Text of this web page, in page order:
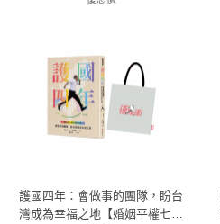
護國四年：會做事的團隊，盼台
灣成為幸福之地【婚姻平權七週